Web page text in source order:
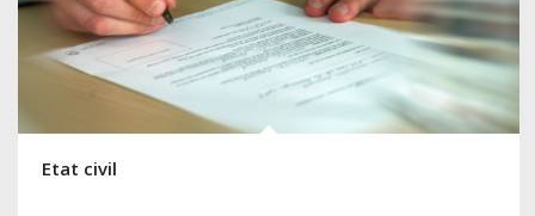
Etat civil